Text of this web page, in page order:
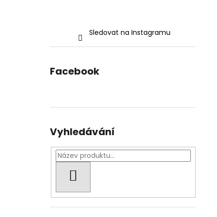
Sledovat na Instagramu
Facebook
Vyhledávání